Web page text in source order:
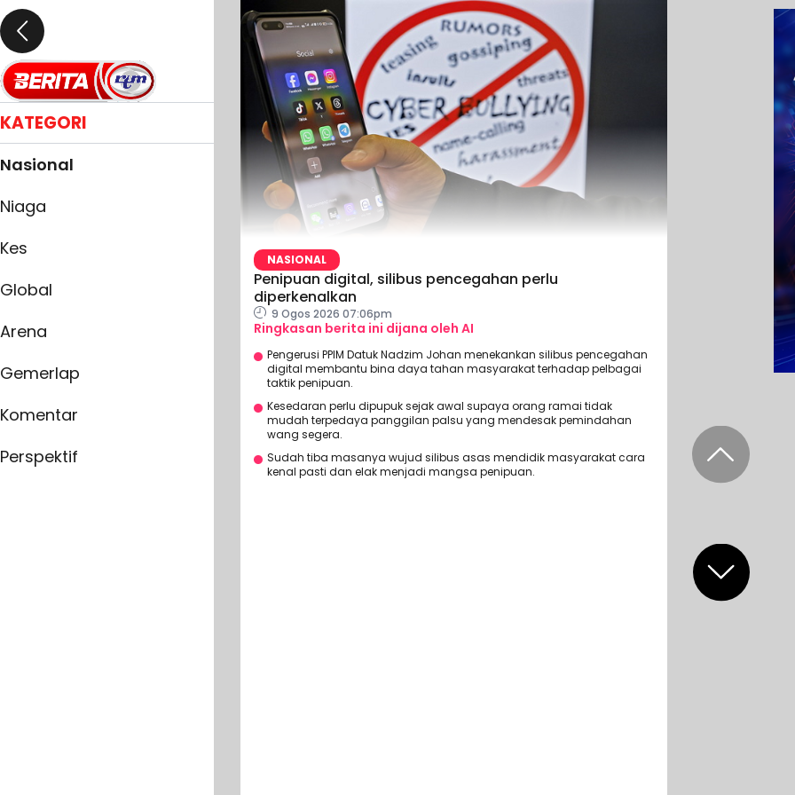
KATEGORI
Nasional
Niaga
Kes
Global
Arena
Gemerlap
Komentar
Perspektif
NASIONAL
Penipuan digital, silibus pencegahan perlu
diperkenalkan
9 Ogos 2026 07:06pm
Ringkasan berita ini dijana oleh AI
Pengerusi PPIM Datuk Nadzim Johan menekankan silibus pencegahan
digital membantu bina daya tahan masyarakat terhadap pelbagai
taktik penipuan.
Kesedaran perlu dipupuk sejak awal supaya orang ramai tidak
mudah terpedaya panggilan palsu yang mendesak pemindahan
wang segera.
Sudah tiba masanya wujud silibus asas mendidik masyarakat cara
kenal pasti dan elak menjadi mangsa penipuan.